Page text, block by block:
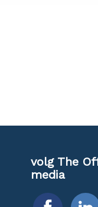
volg The
media